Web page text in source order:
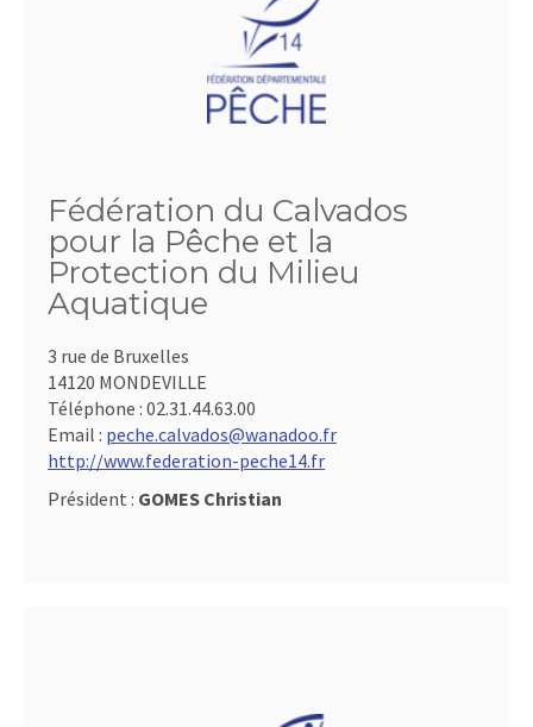
Fédération du Calvados
pour la Pêche et la
Protection du Milieu
Aquatique
3 rue de Bruxelles
14120 MONDEVILLE
Téléphone : 02.31.44.63.00
Email : peche.calvados@wanadoo.fr
http://www.federation-peche14.fr
Président : GOMES Christian